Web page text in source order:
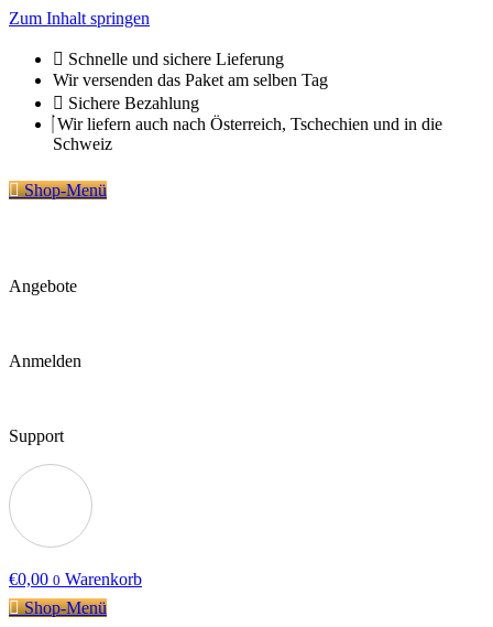
Zum Inhalt springen
Schnelle und sichere Lieferung
Wir versenden das Paket am selben Tag
Sichere Bezahlung
Wir liefern auch nach Österreich, Tschechien und in die
Schweiz
Shop-Menü
Angebote
Anmelden
Support
€0,00 0 Warenkorb
Shop-Menü